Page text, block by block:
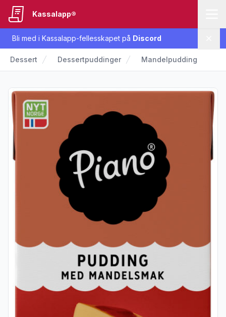
Bli med i Kassalapp-fellesskapet på Discord
Kassalapp®
Dessert Dessertpuddinger Mandelpudding